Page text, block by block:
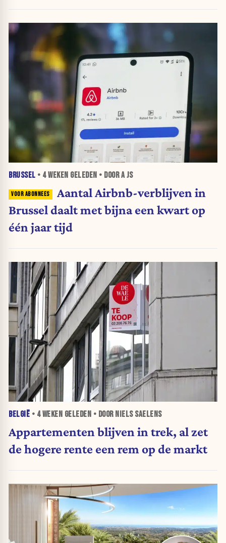
BRUSSEL • 4 WEKEN GELEDEN • DOOR A JS
Aantal Airbnb-verblijven in
Brussel daalt met bijna een kwart op
één jaar tijd
BELGIË • 4 WEKEN GELEDEN • DOOR NIELS SAELENS
Appartementen blijven in trek, al zet
de hogere rente een rem op de markt